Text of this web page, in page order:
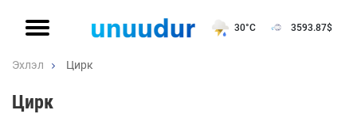
30°C 3593.87$
Эхлэл Цирк
Цирк